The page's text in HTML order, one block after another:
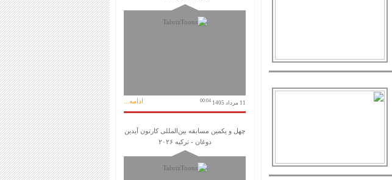
11 مرداد 1405 00:04 ادامه...
چهل و یکمین مسابقه بین‌المللی کارتون آیدین
دوغان - ترکیه ۲۰۲۶